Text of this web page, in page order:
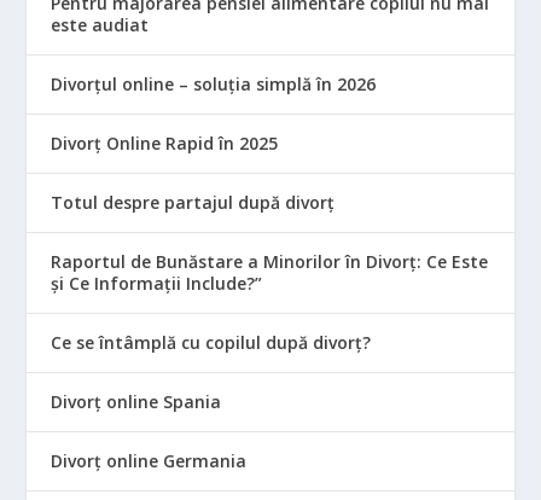
este audiat
Divorțul online – soluția simplă în 2026
Divorț Online Rapid în 2025
Totul despre partajul după divorț
Raportul de Bunăstare a Minorilor în Divorț: Ce Este
și Ce Informații Include?”
Ce se întâmplă cu copilul după divorț?
Divorț online Spania
Divorț online Germania